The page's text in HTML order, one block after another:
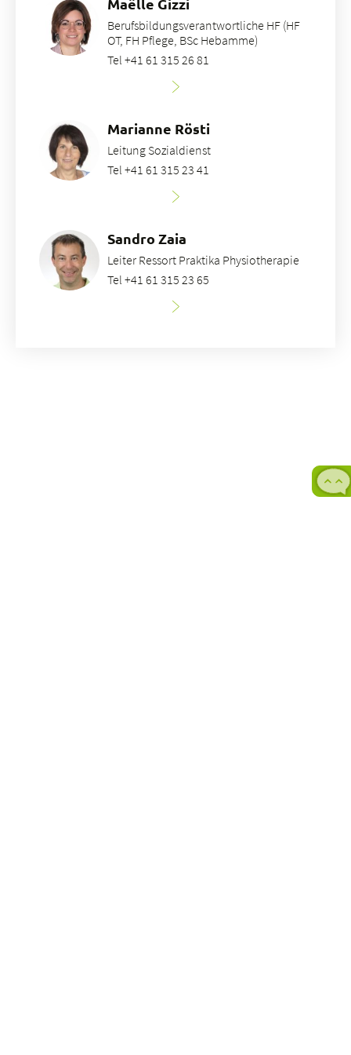
Berufsbildungsverantwortliche HF (HF
OT, FH Pflege, BSc Hebamme)
Tel +41 61 315 26 81
Marianne Rösti
Leitung Sozialdienst
Tel +41 61 315 23 41
Sandro Zaia
Leiter Ressort Praktika Physiotherapie
Tel +41 61 315 23 65